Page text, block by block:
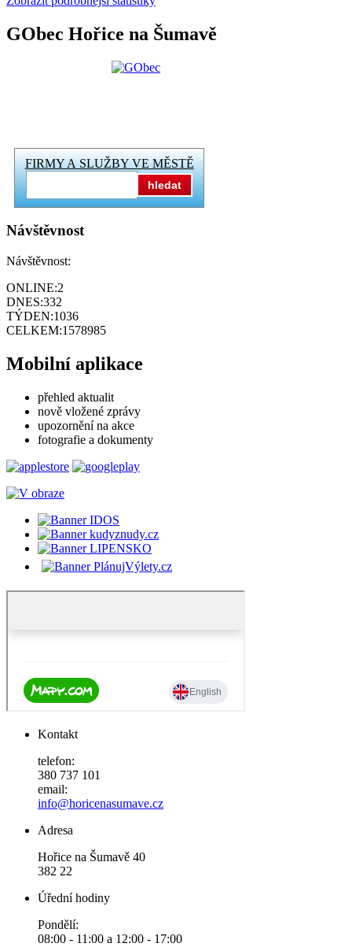
GObec Hořice na Šumavě
FIRMY A SLUŽBY VE MĚSTĚ
hledat
Návštěvnost
Návštěvnost:
ONLINE:2
DNES:332
TÝDEN:1036
CELKEM:1578985
Mobilní aplikace
přehled aktualit
nově vložené zprávy
upozornění na akce
fotografie a dokumenty
Kontakt
telefon:
380 737 101
email:
info@horicenasumave.cz
Adresa
Hořice na Šumavě 40
382 22
Úřední hodiny
Pondělí:
08:00 - 11:00 a 12:00 - 17:00